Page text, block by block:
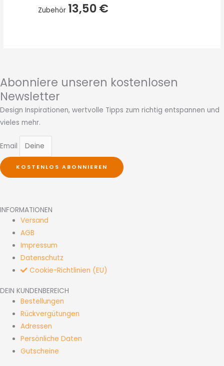
Zubehör 13,50€
Abonniere unseren kostenlosen
Newsletter
Design Inspirationen, wertvolle Tipps zum richtig entspannen und
vieles mehr.
Email
KOSTENLOS ABONNIEREN
INFORMATIONEN
Versand
AGB
Impressum
Datenschutz
Cookie-Richtlinien (EU)
DEIN KUNDENBEREICH
Bestellungen
Rückvergütungen
Adressen
Persönliche Daten
Gutscheine